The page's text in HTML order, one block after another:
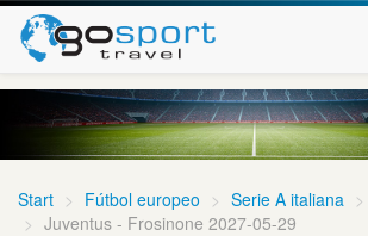
Start Fútbol europeo Serie A italiana
Juventus - Frosinone 2027-05-29